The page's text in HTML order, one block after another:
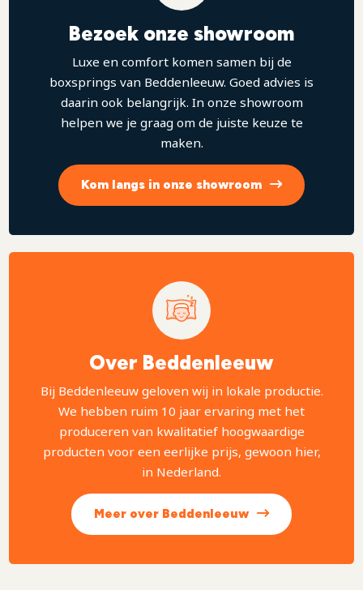
Bezoek onze showroom
Luxe en comfort komen samen bij de
boxsprings van Beddenleeuw. Goed advies is
daarin ook belangrijk. In onze showroom
helpen we je graag om de juiste keuze te
maken.
Kom langs in onze showroom
Over Beddenleeuw
Bij Beddenleeuw geloven wij in lokale productie.
We hebben ruim 10 jaar ervaring met het
produceren van kwalitatief hoogwaardige
producten voor een eerlijke prijs, gewoon hier,
in Nederland.
Meer over Beddenleeuw